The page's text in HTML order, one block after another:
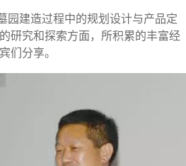
园建造过程中的规划设计与产品定
的研究和探索方面，所积累的丰富经
们分享。